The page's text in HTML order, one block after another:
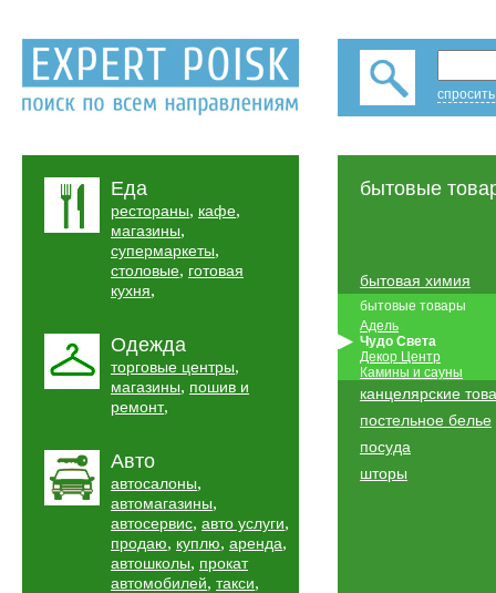
Еда
рестораны, кафе,
магазины,
супермаркеты,
столовые, готовая
кухня,
Одежда
торговые центры,
магазины, пошив и
ремонт,
Авто
автосалоны,
автомагазины,
автосервис, авто услуги,
продаю, куплю, аренда,
автошколы, прокат
автомобилей, такси,
бытовые
бытовая химия
бытовые товары
Адель
Чудо Света
Декор Центр
Камины и сауны
канцелярские
постельное белье
посуда
шторы